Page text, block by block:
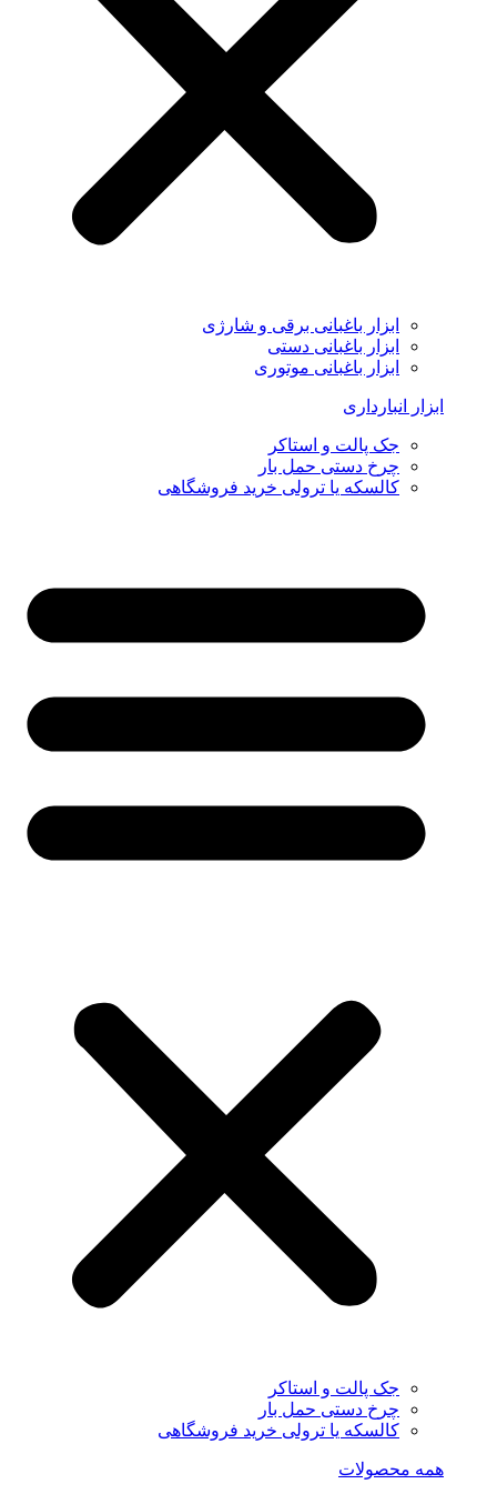
ابزار باغبانی برقی و شارژی
ابزار باغبانی دستی
ابزار باغبانی موتوری
ابزار انبارداری
جک پالت و استاکر
چرخ دستی حمل بار
کالسکه یا ترولی خرید فروشگاهی
جک پالت و استاکر
چرخ دستی حمل بار
کالسکه یا ترولی خرید فروشگاهی
همه محصولات